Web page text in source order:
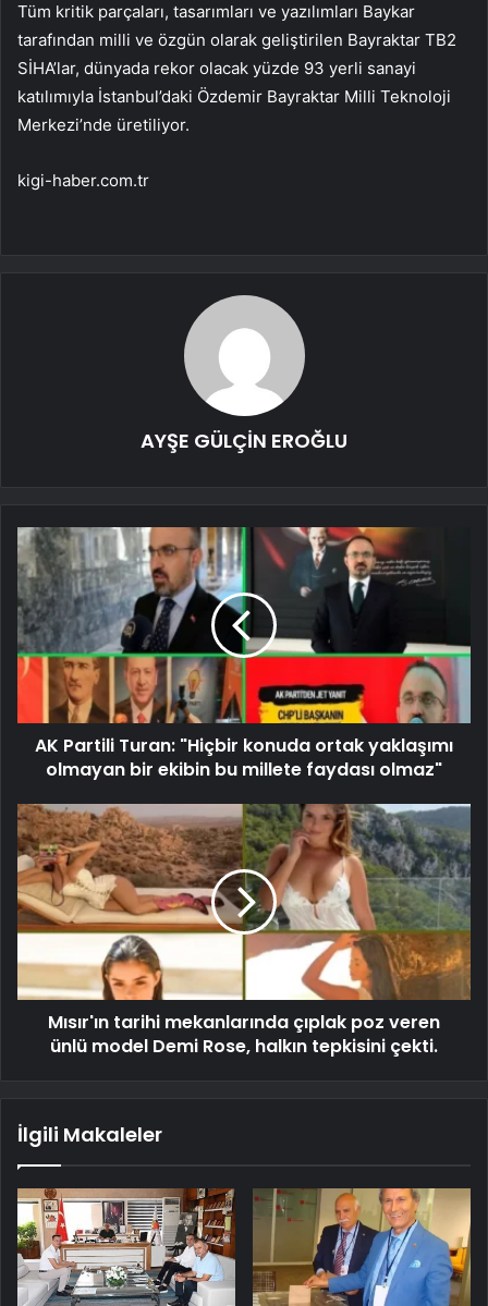
Tüm kritik parçaları, tasarımları ve yazılımları Baykar
tarafından milli ve özgün olarak geliştirilen Bayraktar TB2
SİHA’lar, dünyada rekor olacak yüzde 93 yerli sanayi
katılımıyla İstanbul’daki Özdemir Bayraktar Milli Teknoloji
Merkezi’nde üretiliyor.
kigi-haber.com.tr
AYŞE GÜLÇİN EROĞLU
AK Partili Turan: "Hiçbir konuda ortak yaklaşımı
olmayan bir ekibin bu millete faydası olmaz"
Mısır'ın tarihi mekanlarında çıplak poz veren
ünlü model Demi Rose, halkın tepkisini çekti.
İlgili Makaleler